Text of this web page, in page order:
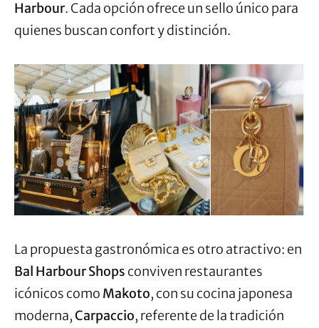
Harbour. Cada opción ofrece un sello único para
quienes buscan confort y distinción.
La propuesta gastronómica es otro atractivo: en
Bal Harbour Shops conviven restaurantes
icónicos como Makoto, con su cocina japonesa
moderna,Carpaccio, referente de la tradición